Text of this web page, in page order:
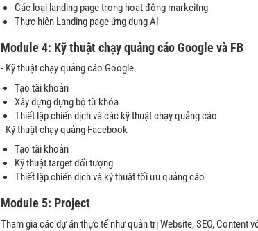
Các loại landing page trong hoạt động markeitng
Thực hiện Landing page ứng dụng AI
Module 4: Kỹ thuật chạy quảng cáo Google và FB
- Kỹ thuật chạy quảng cáo Google
Tạo tài khoản
Xây dựng dựng bộ từ khóa
Thiết lập chiến dịch và các kỹ thuật chạy quảng cáo
- Kỹ thuật chạy quảng Facebook
Tạo tài khoản
Kỹ thuật target đối tượng
Thiết lập chiến dịch và kỹ thuật tối ưu quảng cáo
Module 5: Project
Tham gia các dự án thực tế như quản trị Website, SEO, Content